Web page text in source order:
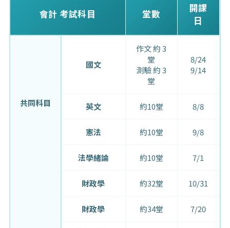
會計 考試科目 堂數
開課
日
共同科目
國文
作文 約 3
堂
測驗 約 3
堂
8/24
9/14
英文 約10堂 8/8
憲法 約10堂 9/8
法學緒論 約10堂 7/1
財政學 約32堂 10/31
財政學 約34堂 7/20